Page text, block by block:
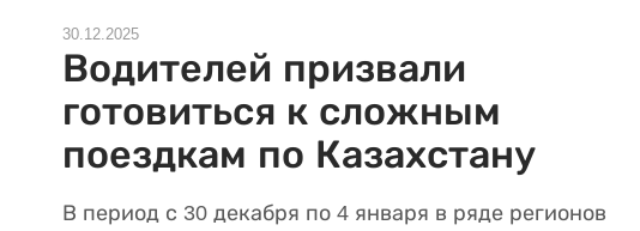
30.12.2025
Водителей призвали
готовиться к сложным
поездкам по Казахстану
В период с 30 декабря по 4 января в ряде регионов